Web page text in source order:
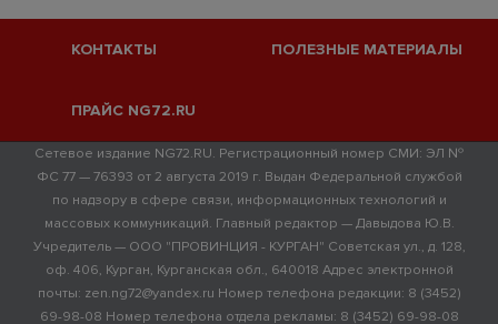
КОНТАКТЫ ПОЛЕЗНЫЕ МАТЕРИАЛЫ
ПРАЙС NG72.RU
Сетевое издание NG72.RU. Регистрационный номер СМИ: ЭЛ №
ФС 77 — 76393 от 2 августа 2019 г. Выдан Федеральной службой
по надзору в сфере связи, информационных технологий и
массовых коммуникаций. Главный редактор — Давыдова Ю.В.
Учредитель — ООО "ПРОВИНЦИЯ - КУРГАН" Советская ул., д. 128,
оф. 406, Курган, Курганская обл., 640018 Адрес электронной
почты: zen.ng72@yandex.ru Номер телефона редакции: 8 (3452)
69-98-08 Номер телефона отдела рекламы: 8 (3452) 69-98-08